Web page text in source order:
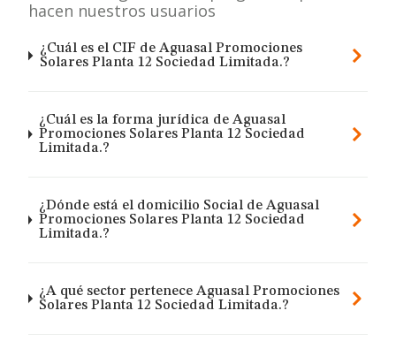
hacen nuestros usuarios
¿Cuál es el CIF de Aguasal Promociones
Solares Planta 12 Sociedad Limitada.?
¿Cuál es la forma jurídica de Aguasal
Promociones Solares Planta 12 Sociedad
Limitada.?
¿Dónde está el domicilio Social de Aguasal
Promociones Solares Planta 12 Sociedad
Limitada.?
¿A qué sector pertenece Aguasal Promociones
Solares Planta 12 Sociedad Limitada.?